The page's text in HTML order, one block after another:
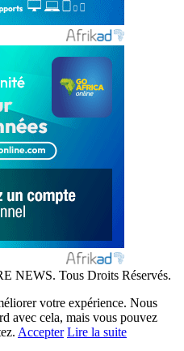
NEWS. Tous Droits Réservés.
votre expérience. Nous
avec cela, mais vous pouvez
Accepter Lire la suite